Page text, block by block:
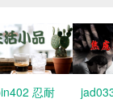
忍耐